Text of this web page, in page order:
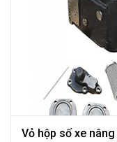
Vỏ hộp số xe